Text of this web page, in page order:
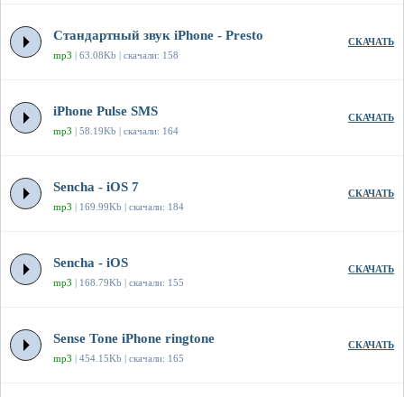
Стандартный звук iPhone - Presto
mp3 | 63.08Kb | скачали: 158
СКАЧАТЬ
iPhone Pulse SMS
mp3 | 58.19Kb | скачали: 164
СКАЧАТЬ
Sencha - iOS 7
mp3 | 169.99Kb | скачали: 184
СКАЧАТЬ
Sencha - iOS
mp3 | 168.79Kb | скачали: 155
СКАЧАТЬ
Sense Tone iPhone ringtone
mp3 | 454.15Kb | скачали: 165
СКАЧАТЬ